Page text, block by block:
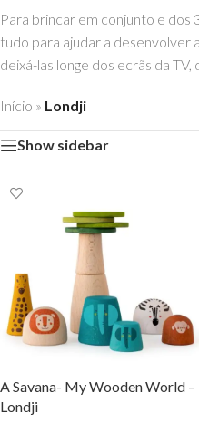
Para brincar em conjunto e dos
tudo para ajudar a desenvolver
deixá-las longe dos ecrãs da
Início » Londji
Show sidebar
A Savana- My Wooden World –
Londji